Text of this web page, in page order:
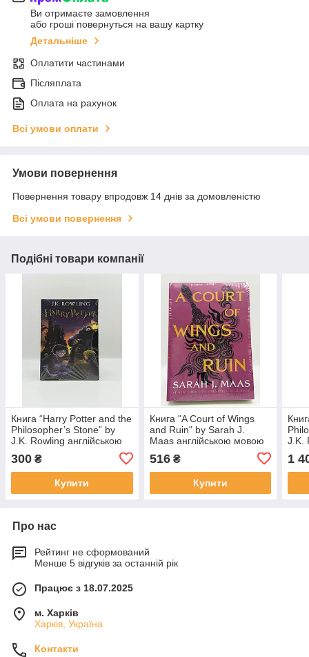
Ви отримаєте замовлення
або гроші повернуться на вашу картку
Детальніше
Оплатити частинами
Післяплата
Оплата на рахунок
Всі умови оплати
Умови повернення
Повернення товару впродовж 14 днів за домовленістю
Всі умови повернення
Подібні товари компанії
Книга “Harry Potter and the
Philosopher’s Stone” by
J.K. Rowling англійською
300 ₴
Купити
Книга "A Court of Wings
and Ruin" by Sarah J.
Maas англійською мовою
516₴
Купити
J.K.
1
Про нас
Рейтинг не сформований
Менше 5 відгуків за останній рік
Працює з 18.07.2025
м. Харків
Харків, Україна
Контакти